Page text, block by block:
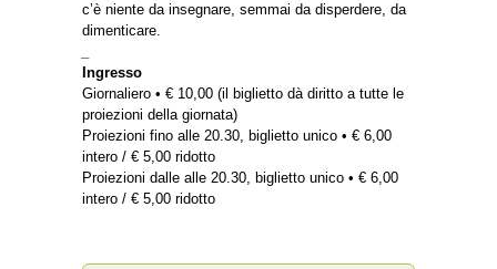
c’è niente da insegnare, semmai da disperdere, da
dimenticare.
Ingresso
Giornaliero • € 10,00 (il biglietto dà diritto a tutte le
proiezioni della giornata)
Proiezioni fino alle 20.30, biglietto unico • € 6,00
intero / € 5,00 ridotto
Proiezioni dalle alle 20.30, biglietto unico • € 6,00
intero / € 5,00 ridotto